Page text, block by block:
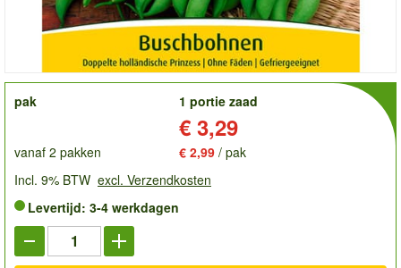
order
pak
1 portie zaad
€ 3,29
vanaf 2 pakken € 2,99 / pak
Incl. 9% BTW excl. Verzendkosten
Levertijd: 3-4 werkdagen